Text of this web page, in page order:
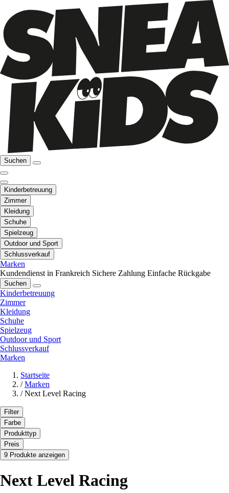
Suchen
Kinderbetreuung
Zimmer
Kleidung
Schuhe
Spielzeug
Outdoor und Sport
Schlussverkauf
Marken
Kundendienst in Frankreich Sichere Zahlung Einfache Rückgabe
Suchen
Kinderbetreuung
Zimmer
Kleidung
Schuhe
Spielzeug
Outdoor und Sport
Schlussverkauf
Marken
Startseite
/ Marken
/ Next Level Racing
Filter
Farbe
Produkttyp
Preis
9 Produkte anzeigen
Next Level Racing